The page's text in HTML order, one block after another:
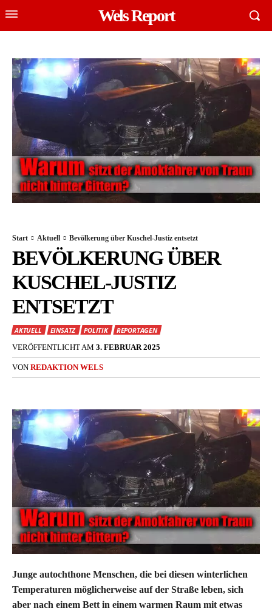
Wels Report
Start Aktuell Bevölkerung über Kuschel-Justiz entsetzt
BEVÖLKERUNG ÜBER
KUSCHEL-JUSTIZ
ENTSETZT
AKTUELL EINSATZ POLITIK
REPORTAGEN
VERÖFFENTLICHT AM 3. FEBRUAR 2025
VON REDAKTION WELS
Junge autochthone Menschen, die bei diesen winterlichen
Temperaturen möglicherweise auf der Straße leben, sich
aber nach einem Bett in einem warmen Raum mit etwas